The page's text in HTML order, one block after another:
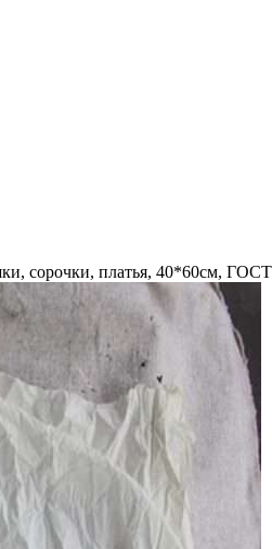
сорочки, платья, 40*60см,